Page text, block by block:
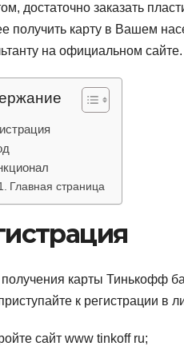
достаточно заказать
получить карту в Вашем
на официальном сайте.
Главная страница
карты Тинькофф
к регистрации в
сайт www tinkoff ru;